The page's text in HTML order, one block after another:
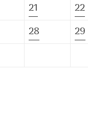
21 22
28 29